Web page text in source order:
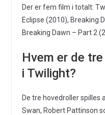
Der er fem film i totalt:
Eclipse (2010), Breaking
Breaking Dawn – Part 2
Hvem er de
i Twilight?
De tre hovedroller spilles
Swan, Robert Pattinson